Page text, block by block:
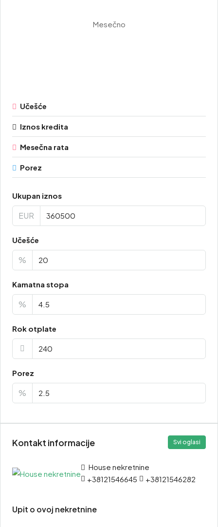
Mesečno
Učešće
Iznos kredita
Mesečna rata
Porez
Ukupan iznos
EUR
Učešće
%
Kamatna stopa
%
Rok otplate
Porez
%
Kontakt informacije Svi oglasi
House nekretnine
+38121546645
+38121546282
Upit o ovoj nekretnine